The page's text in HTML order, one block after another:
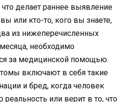
делает раннее выявление
или кто-то, кого вы знаете,
из нижеперечисленных
необходимо
за медицинской помощью.
включают в себя такие
и бред, когда человек
или верит в то, что